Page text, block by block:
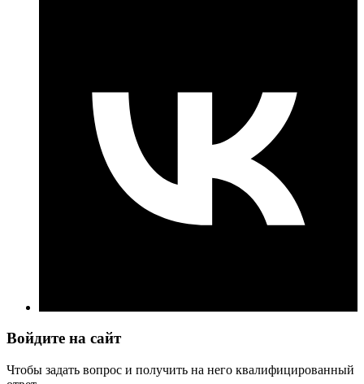
Войдите на сайт
Чтобы задать вопрос и получить на него квалифицированный